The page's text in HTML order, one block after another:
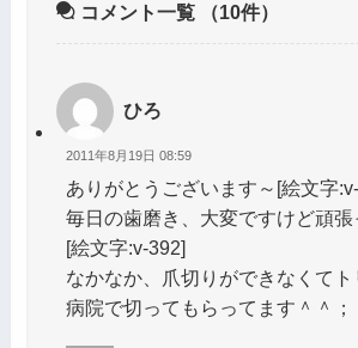
コメント一覧 （10件）
ひろ
2011年8月19日 08:59
ありがとうございます～[絵文字
毎日の歯磨き、大変ですけど頑張
[絵文字:v-392]
なかなか、爪切りができなくて
病院で切ってもらってます＾＾；